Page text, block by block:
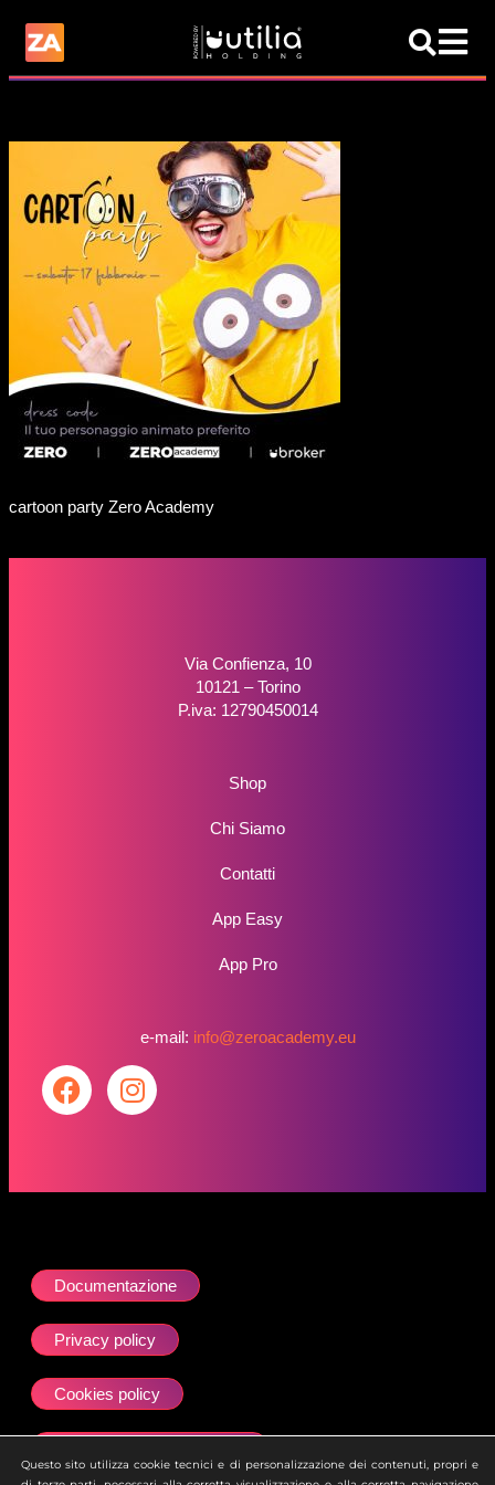
cartoon party Zero Academy
Via Confienza, 10
10121 – Torino
P.iva: 12790450014
Shop
Chi Siamo
Contatti
App Easy
App Pro
e-mail: info@zeroacademy.eu
Documentazione
Privacy policy
Cookies policy
Questo sito utilizza cookie tecnici e di personalizzazione dei contenuti, propri e